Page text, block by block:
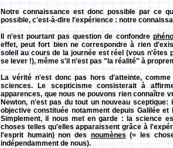
Notre connaissance est donc possible par ce
possible, c'est-à-dire l'expérience : notre
Il n'est pourtant pas question de confondre
effet, peut fort bien ne correspondre à rien
soleil au cours de la journée est réel (vous n'êtes
se lever !), même s'il n'est pas "la réalité" à
La vérité n'est donc pas hors d'atteinte,
sciences. Le scepticisme consisterait à
apparences, que nous ne pouvons rien connaître
Newton, n'est pas du tout un nouveau
objective constituée notamment depuis Galilée
Simplement, il nous met en garde : la science
choses telles qu'elles apparaissent grâce à
l'esprit humain) non des noumènes (= les
indépendamment de nous).